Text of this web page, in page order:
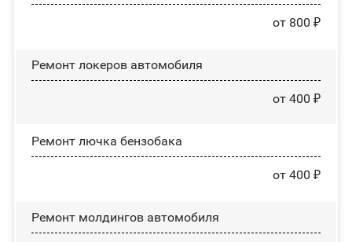
от 800 ₽
Ремонт лoĸepoв автомобиля
от 400 ₽
Ремонт лючка бензобака
от 400 ₽
Ремонт молдингов автомобиля